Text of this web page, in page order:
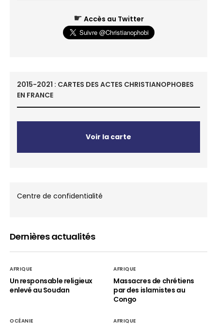
☛ Accès au Twitter
2015-2021 : CARTES DES ACTES CHRISTIANOPHOBES
EN FRANCE
Voir la carte
Centre de confidentialité
Dernières actualités
AFRIQUE
Un responsable religieux
enlevé au Soudan
AFRIQUE
Massacres de chrétiens
par des islamistes au
Congo
OCÉANIE AFRIQUE